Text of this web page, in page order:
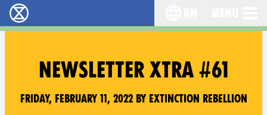
বিলুপ্তি বিদ্রোহ - Home
NEWSLETTER XTRA #61
Friday, February 11, 2022 by Extinction Rebellion